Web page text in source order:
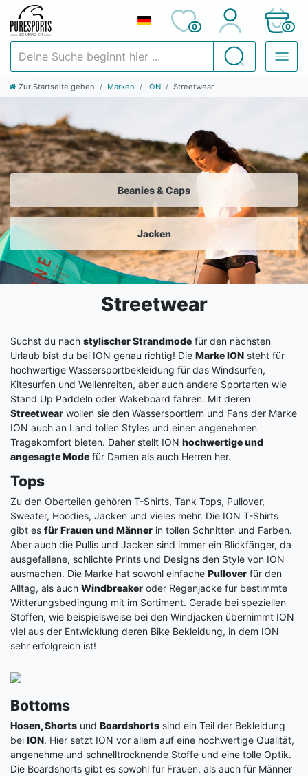
Suchen
0 0
Zur Startseite gehen Marken ION Streetwear
Beanies & Caps
Jacken
Streetwear
Suchst du nach stylischer Strandmode für den nächsten
Urlaub bist du bei ION genau richtig! Die Marke ION steht für
hochwertige Wassersportbekleidung für das Windsurfen,
Kitesurfen und Wellenreiten, aber auch andere Sportarten wie
Stand Up Paddeln oder Wakeboard fahren. Mit deren
Streetwear wollen sie den Wassersportlern und Fans der Marke
ION auch an Land tollen Styles und einen angenehmen
Tragekomfort bieten. Daher stellt ION hochwertige und
angesagte Mode für Damen als auch Herren her.
Tops
Zu den Oberteilen gehören T-Shirts, Tank Tops, Pullover,
Sweater, Hoodies, Jacken und vieles mehr. Die ION T-Shirts
gibt es für Frauen und Männer in tollen Schnitten und Farben.
Aber auch die Pullis und Jacken sind immer ein Blickfänger, da
ausgefallene, schlichte Prints und Designs den Style von ION
ausmachen. Die Marke hat sowohl einfache Pullover für den
Alltag, als auch Windbreaker oder Regenjacke für bestimmte
Witterungsbedingung mit im Sortiment. Gerade bei speziellen
Stoffen, wie beispielsweise bei den Windjacken übernimmt ION
viel aus der Entwicklung deren Bike Bekleidung, in dem ION
sehr erfolgreich ist!
Bottoms
Hosen, Shorts und Boardshorts sind ein Teil der Bekleidung
bei ION. Hier setzt ION vor allem auf eine hochwertige Qualität,
angenehme und schnelltrocknende Stoffe und eine tolle Optik.
Die Boardshorts gibt es sowohl für Frauen, als auch für Männer